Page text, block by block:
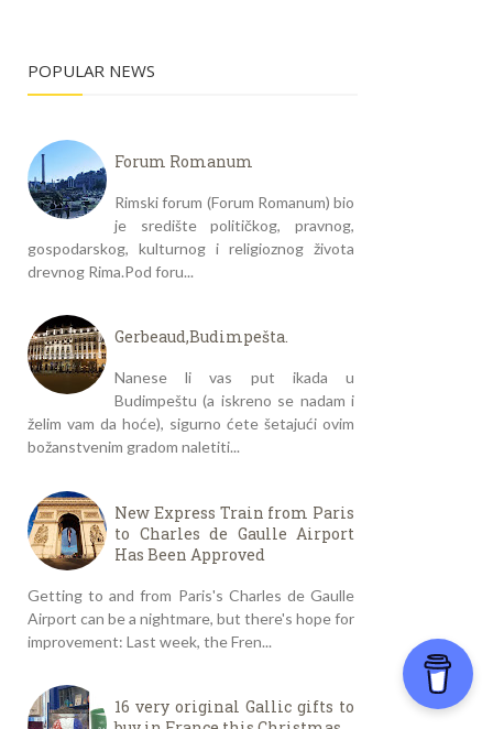
POPULAR NEWS
Forum Romanum
Rimski forum (Forum Romanum) bio
je središte političkog, pravnog,
gospodarskog, kulturnog i religioznog života
drevnog Rima.Pod foru...
Gerbeaud,Budimpešta.
Nanese li vas put ikada u
Budimpeštu (a iskreno se nadam i
želim vam da hoće), sigurno ćete šetajući ovim
božanstvenim gradom naletiti...
New Express Train from Paris
to Charles de Gaulle Airport
Has Been Approved
Getting to and from Paris's Charles de Gaulle
Airport can be a nightmare, but there's hope for
improvement: Last week, the Fren...
16 very original Gallic gifts to